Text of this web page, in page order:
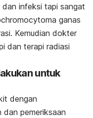
infeksi tapi sangat
ganas
Kemudian dokter
dan terapi radiasi
untuk
dengan
pemeriksaan